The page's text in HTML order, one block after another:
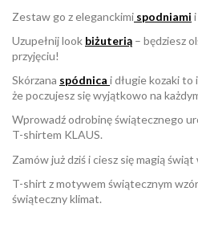
Zestaw go z eleganckimi spodniami i
Uzupełnij look biżuterią – będziesz
przyjęciu!
Skórzana spódnica i długie kozaki
że poczujesz się wyjątkowo na
Wprowadź odrobinę świątecznego
T-shirtem KLAUS.
Zamów już dziś i ciesz się magią
T-shirt z motywem świątecznym
świąteczny klimat.